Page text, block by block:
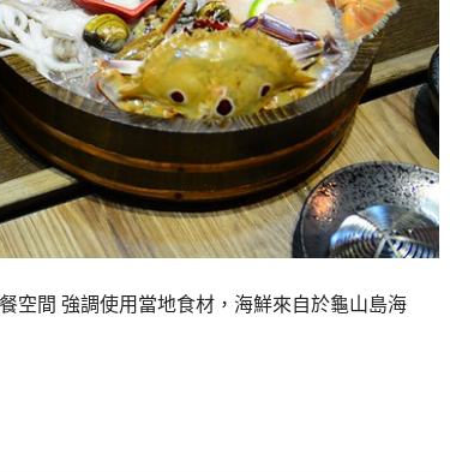
空間 強調使用當地食材，海鮮來自於龜山島海